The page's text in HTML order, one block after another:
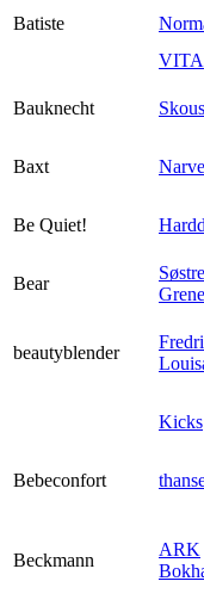
Batiste
VITA
Bauknecht
Baxt
Be Quiet!
Bear
Grene
beautyblender
Kicks
Bebeconfort
Beckmann
ARK